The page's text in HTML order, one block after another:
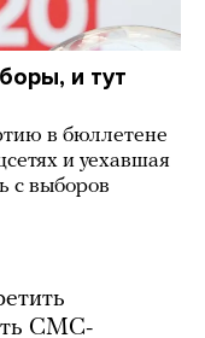
и тут
в бюллетене
и уехавшая
с выборов
СМС-